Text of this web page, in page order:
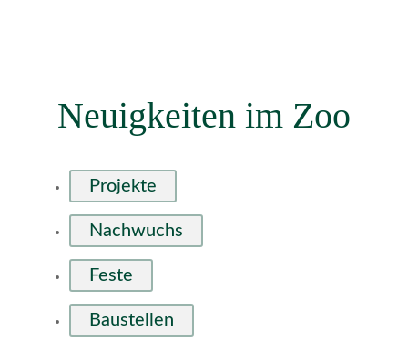
Neuigkeiten im Zoo
Projekte
Nachwuchs
Feste
Baustellen